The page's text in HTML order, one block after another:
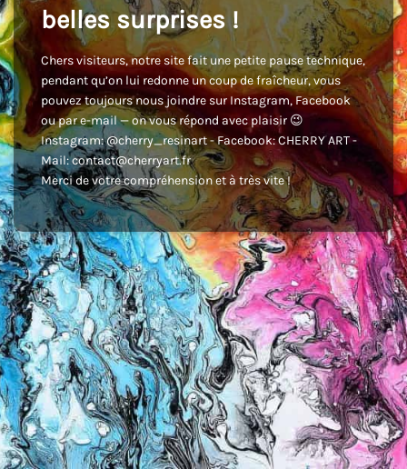
belles surprises !
Chers visiteurs, notre site fait une petite pause technique,
pendant qu’on lui redonne un coup de fraîcheur, vous
pouvez toujours nous joindre sur Instagram, Facebook
ou par e-mail — on vous répond avec plaisir 😉
Instagram: @cherry_resinart - Facebook: CHERRY ART -
Mail: contact@cherryart.fr
Merci de votre compréhension et à très vite !